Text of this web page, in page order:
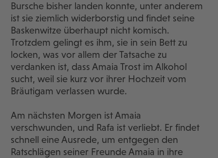
Bursche bisher landen konnte, unter anderem
ist sie ziemlich widerborstig und findet seine
Baskenwitze überhaupt nicht komisch.
Trotzdem gelingt es ihm, sie in sein Bett zu
locken, was vor allem der Tatsache zu
verdanken ist, dass Amaia Trost im Alkohol
sucht, weil sie kurz vor ihrer Hochzeit vom
Bräutigam verlassen wurde.
Am nächsten Morgen ist Amaia
verschwunden, und Rafa ist verliebt. Er findet
schnell eine Ausrede, um entgegen den
Ratschlägen seiner Freunde Amaia in ihre